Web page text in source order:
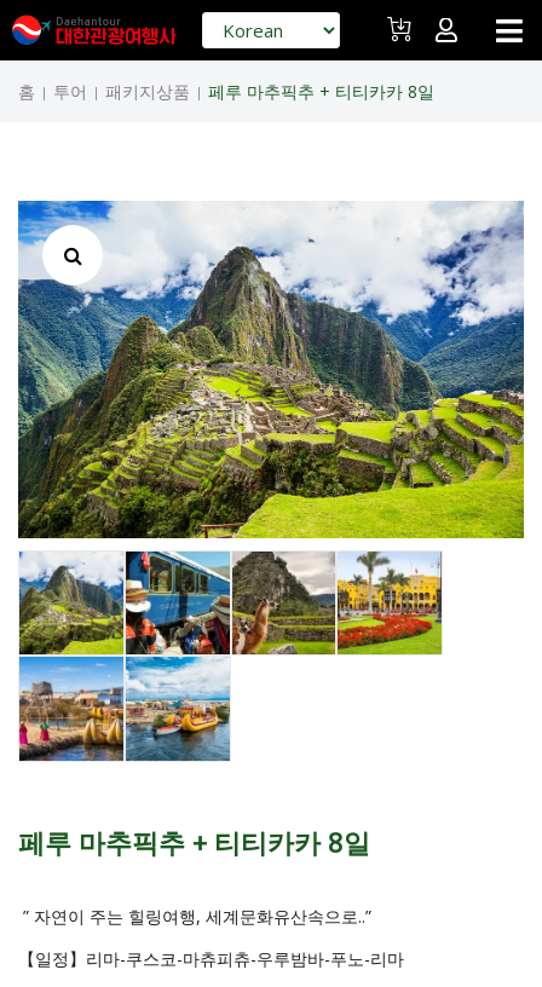
홈 | 투어 | 패키지상품 | 페루 마추픽추 + 티티카카 8일
페루 마추픽추 + 티티카카 8일
” 자연이 주는 힐링여행, 세계문화유산속으로..”
【일정】리마-쿠스코-마츄피츄-우루밤바-푸노-리마